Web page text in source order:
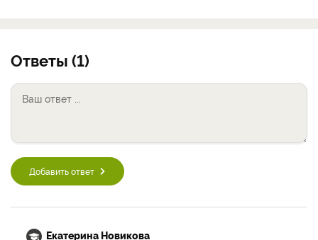
Ответы (1)
Добавить ответ
Екатерина Новикова